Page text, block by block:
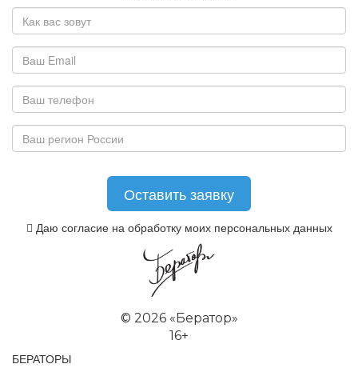
Даю согласие на обработку моих персональных данных
© 2026 «Бератор»
16+
БЕРАТОРЫ